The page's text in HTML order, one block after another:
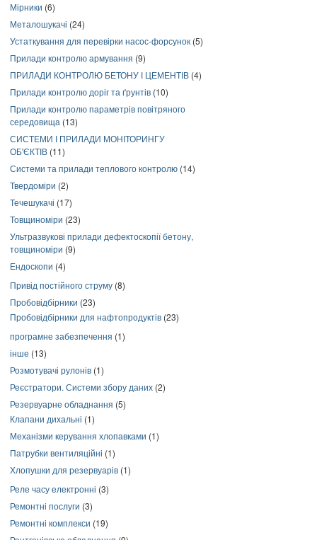
Мірники (6)
Металошукачі (24)
Устаткування для перевірки насос-форсунок (5)
Прилади контролю армування (9)
ПРИЛАДИ КОНТРОЛЮ БЕТОНУ І ЦЕМЕНТІВ (4)
Прилади контролю доріг та ґрунтів (10)
Прилади контролю параметрів повітряного
середовища (13)
СИСТЕМИ І ПРИЛАДИ МОНІТОРИНГУ
ОБ'ЄКТІВ (11)
Системи та прилади теплового контролю (14)
Твердоміри (2)
Течешукачі (17)
Товщиноміри (23)
Ультразвукові прилади дефектоскопії бетону,
товщиноміри (9)
Ендоскопи (4)
Привід постійного струму (8)
Пробовідбірники (23)
Пробовідбірники для нафтопродуктів (23)
програмне забезпечення (1)
інше (13)
Розмотувачі рулонів (1)
Реєстратори. Системи збору даних (2)
Резервуарне обладнання (5)
Клапани дихальні (1)
Механізми керування хлопавками (1)
Патрубки вентиляційні (1)
Хлопушки для резервуарів (1)
Реле часу електронні (3)
Ремонтні послуги (3)
Ремонтні комплекси (19)